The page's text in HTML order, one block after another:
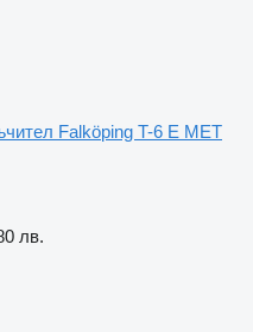
Falköping T-6 E MET
лв.